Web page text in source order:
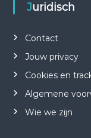
Juridisch
Contact
Jouw privacy
Cookies en
Algemene
Wie we zijn